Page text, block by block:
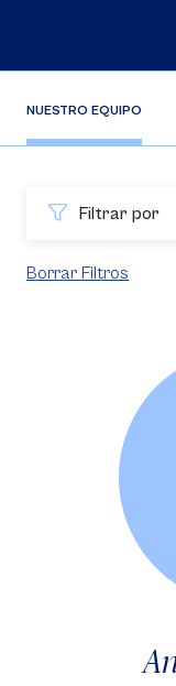
NUESTRO EQUIPO
Filtrar por
Borrar Filtros